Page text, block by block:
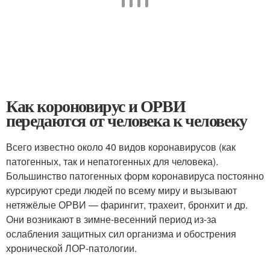
Как короновирус и ОРВИ
передаются от человека к человеку
Всего известно около 40 видов коронавирусов (как
патогенных, так и непатогенных для человека).
Большинство патогенных форм коронавируса постоянно
курсируют среди людей по всему миру и вызывают
нетяжёлые ОРВИ — фарингит, трахеит, бронхит и др.
Они возникают в зимне-весенний период из-за
ослабления защитных сил организма и обострения
хронической ЛОР-патологии.